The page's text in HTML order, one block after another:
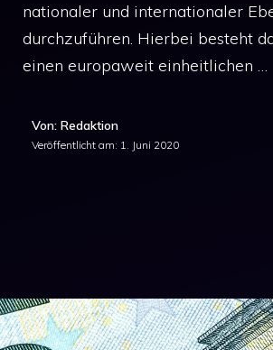
nationaler und internationaler
durchzuführen. Hierbei besteht
einen europaweit einheitlichen …
Von: Redaktion
Veröffentlicht am: 1. Juni 2020